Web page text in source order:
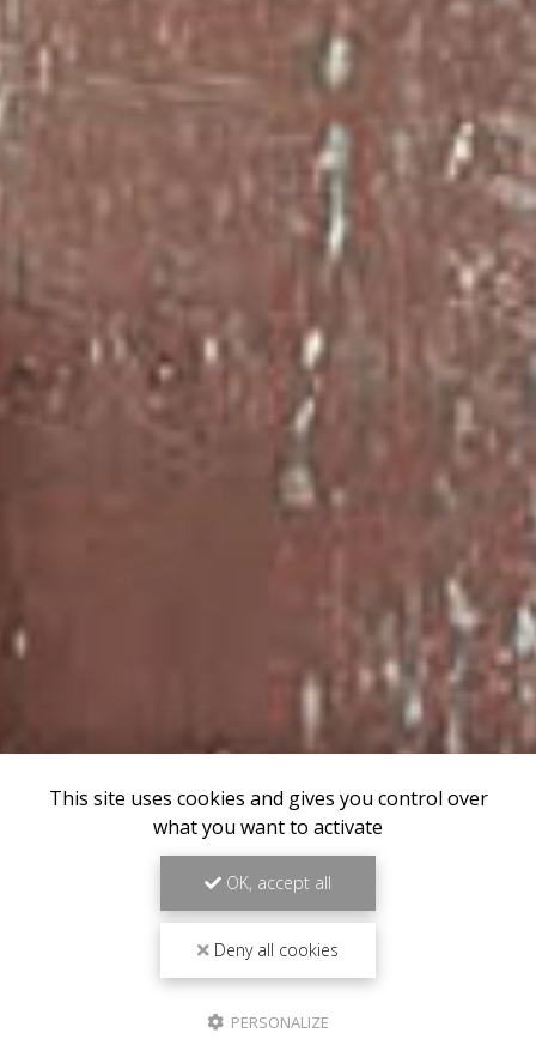
This site uses cookies and gives you control over
what you want to activate
OK, accept all
Deny all cookies
PERSONALIZE